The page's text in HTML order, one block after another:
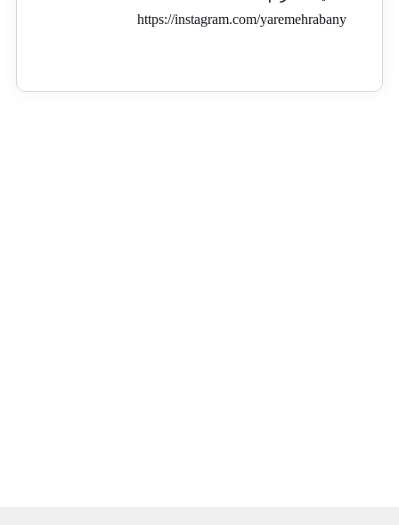
https://instagram.com/yaremehrabany